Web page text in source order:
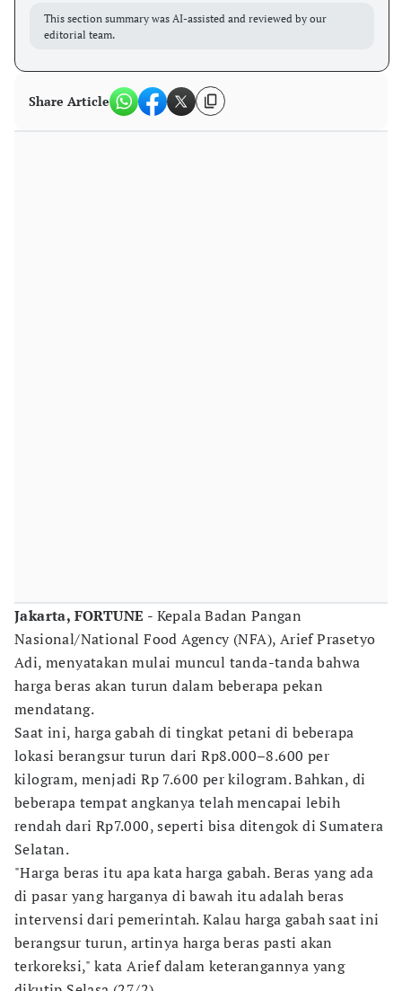
This section summary was AI-assisted and reviewed by our
editorial team.
Share Article
Jakarta, FORTUNE - Kepala Badan Pangan
Nasional/National Food Agency (NFA), Arief Prasetyo
Adi, menyatakan mulai muncul tanda-tanda bahwa
harga beras akan turun dalam beberapa pekan
mendatang.
Saat ini, harga gabah di tingkat petani di beberapa
lokasi berangsur turun dari Rp8.000–8.600 per
kilogram, menjadi Rp 7.600 per kilogram. Bahkan, di
beberapa tempat angkanya telah mencapai lebih
rendah dari Rp7.000, seperti bisa ditengok di Sumatera
Selatan.
"Harga beras itu apa kata harga gabah. Beras yang ada
di pasar yang harganya di bawah itu adalah beras
intervensi dari pemerintah. Kalau harga gabah saat ini
berangsur turun, artinya harga beras pasti akan
terkoreksi," kata Arief dalam keterangannya yang